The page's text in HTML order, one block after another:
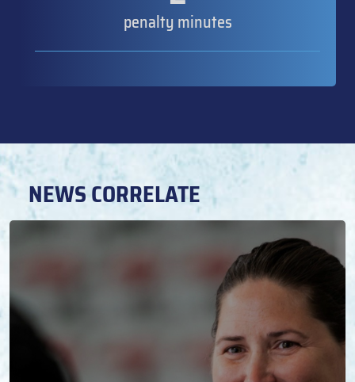
penalty minutes
NEWS CORRELATE